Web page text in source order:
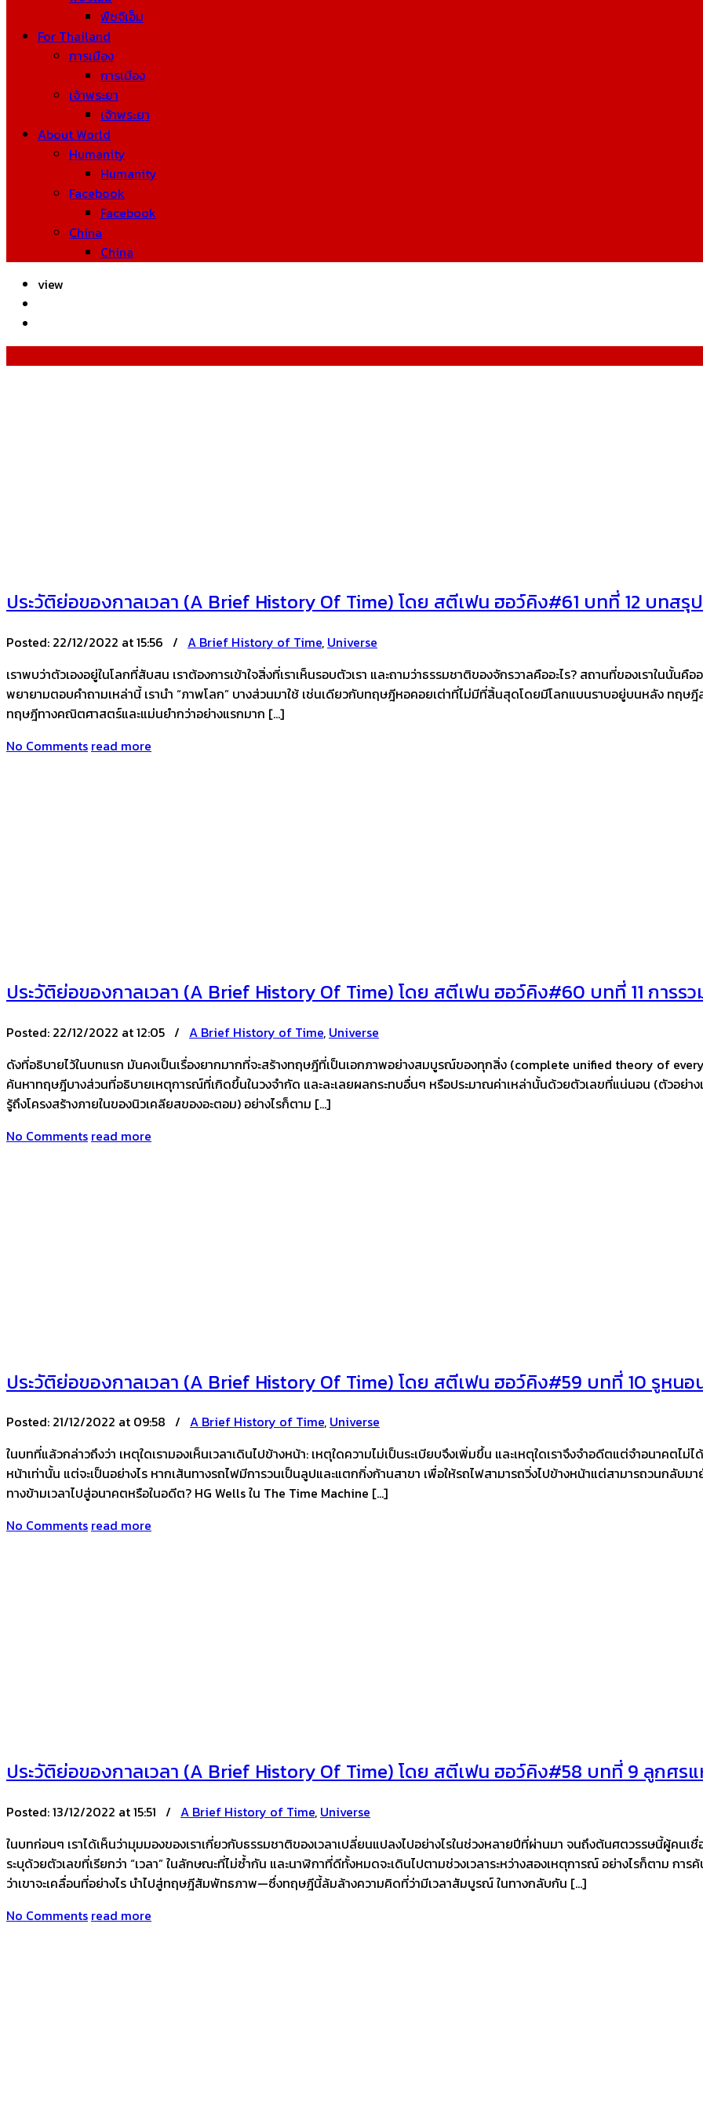
พืชจีเอ็ม
For Thailand
การเมือง
การเมือง
เจ้าพระยา
เจ้าพระยา
About World
Humanity
Humanity
Facebook
Facebook
China
China
view
ประวัติย่อของกาลเวลา (A Brief History Of Time) โดย สตีเฟน ฮอว์คิง#61 บทที่ 12 บทสรุ
Posted: 22/12/2022 at 15:56 / A Brief History of Time, Universe
เราพบว่าตัวเองอยู่ในโลกที่สับสน เราต้องการเข้าใจสิ่งที่เราเห็นรอบตัวเรา และถามว่าธรรมชาติของจักรวาลคืออะไร? สถานที่ของเราในนั้นคื
พยายามตอบคำถามเหล่านี้ เรานำ “ภาพโลก” บางส่วนมาใช้ เช่นเดียวกับทฤษฎีหอคอยเต่าที่ไม่มีที่สิ้นสุดโดยมีโลกแบนราบอยู่บนหลัง ทฤษ
ทฤษฎีทางคณิตศาสตร์และแม่นยำกว่าอย่างแรกมาก […]
No Comments read more
ประวัติย่อของกาลเวลา (A Brief History Of Time) โดย สตีเฟน ฮอว์คิง#60 บทที่ 11 การ
Posted: 22/12/2022 at 12:05 / A Brief History of Time, Universe
ดังที่อธิบายไว้ในบทแรก มันคงเป็นเรื่องยากมากที่จะสร้างทฤษฎีที่เป็นเอกภาพอย่างสมบูรณ์ของทุกสิ่ง (complete unified theory of
ค้นหาทฤษฎีบางส่วนที่อธิบายเหตุการณ์ที่เกิดขึ้นในวงจำกัด และละเลยผลกระทบอื่นๆ หรือประมาณค่าเหล่านั้นด้วยตัวเลขที่แน่นอน (ตัวอย่า
รู้ถึงโครงสร้างภายในของนิวเคลียสของอะตอม) อย่างไรก็ตาม […]
No Comments read more
ประวัติย่อของกาลเวลา (A Brief History Of Time) โดย สตีเฟน ฮอว์คิง#59 บทที่ 10 รูหนอ
Posted: 21/12/2022 at 09:58 / A Brief History of Time, Universe
ในบทที่แล้วกล่าวถึงว่า เหตุใดเรามองเห็นเวลาเดินไปข้างหน้า: เหตุใดความไม่เป็นระเบียบจึงเพิ่มขึ้น และเหตุใดเราจึงจำอดีตแต่จำอนาคตไ
หน้าเท่านั้น แต่จะเป็นอย่างไร หากเส้นทางรถไฟมีการวนเป็นลูปและแตกกิ่งก้านสาขา เพื่อให้รถไฟสามารถวิ่งไปข้างหน้าแต่สามารถวนกลับ
ทางข้ามเวลาไปสู่อนาคตหรือในอดีต? HG Wells ใน The Time Machine […]
No Comments read more
ประวัติย่อของกาลเวลา (A Brief History Of Time) โดย สตีเฟน ฮอว์คิง#58 บทที่ 9 ลูกศรแ
Posted:13/12/2022 at 15:51 / A Brief History of Time, Universe
ในบทก่อนๆ เราได้เห็นว่ามุมมองของเราเกี่ยวกับธรรมชาติของเวลาเปลี่ยนแปลงไปอย่างไรในช่วงหลายปีที่ผ่านมา จนถึงต้นศตวรรษนี้ผู้ค
ระบุด้วยตัวเลขที่เรียกว่า “เวลา” ในลักษณะที่ไม่ซ้ำกัน และนาฬิกาที่ดีทั้งหมดจะเดินไปตามช่วงเวลาระหว่างสองเหตุการณ์ อย่างไรก็ตาม ก
ว่าเขาจะเคลื่อนที่อย่างไร นำไปสู่ทฤษฎีสัมพัทธภาพ—ซึ่งทฤษฎีนี้ล้มล้างความคิดที่ว่ามีเวลาสัมบูรณ์ ในทางกลับกัน […]
No Comments read more